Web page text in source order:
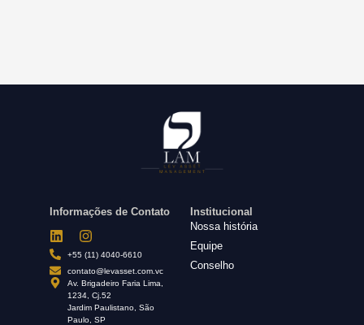
Informações de Contato
+55 (11) 4040-6610
contato@levasset.com.vc
Av. Brigadeiro Faria Lima,
1234, Cj.52
Jardim Paulistano, São
Paulo, SP
Institucional
Nossa história
Equipe
Conselho